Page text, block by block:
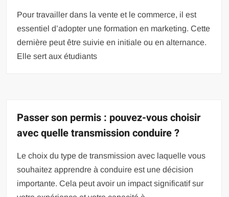
Pour travailler dans la vente et le commerce, il est
essentiel d’adopter une formation en marketing. Cette
dernière peut être suivie en initiale ou en alternance.
Elle sert aux étudiants
Passer son permis : pouvez-vous choisir
avec quelle transmission conduire ?
Le choix du type de transmission avec laquelle vous
souhaitez apprendre à conduire est une décision
importante. Cela peut avoir un impact significatif sur